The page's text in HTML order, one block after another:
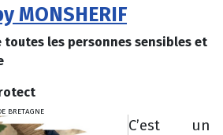
BRETAGNE
MONSHERIF
les personnes sensibles et
C’est un